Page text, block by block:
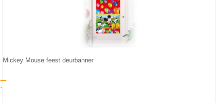
Mickey Mouse feest deurbanner
-